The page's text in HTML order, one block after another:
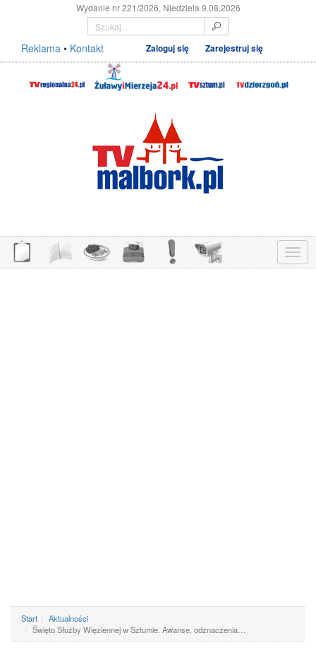
Wydanie nr 221/2026, Niedziela 9.08.2026
Reklama • Kontakt Zaloguj się Zarejestruj się
Menu
Start
Aktualności
Święto Służby Więziennej w Sztumie. Awanse, odznaczenia…